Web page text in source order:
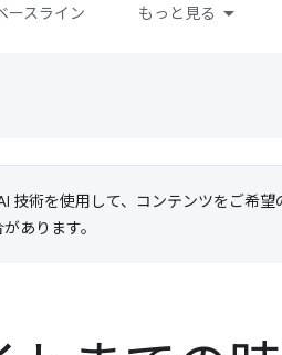
ースライン もっと見る
技術を使用して、コンテンツをご希望
あります。